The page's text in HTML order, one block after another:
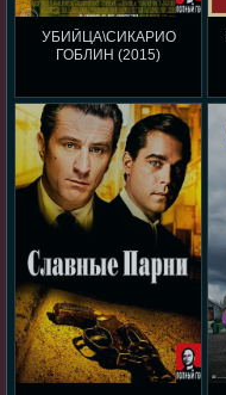
УБИЙЦА\СИКАРИО
ГОБЛИН (2015)